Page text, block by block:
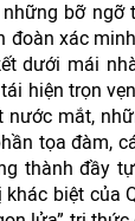
bỡ ngỡ
đoàn xác
dưới mái
hiện trọn
mắt,
tọa đàm,
thành đầy
biệt của